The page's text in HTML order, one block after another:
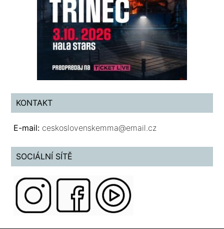
KONTAKT
E-mail: ceskoslovenskemma@email.cz
SOCIÁLNÍ SÍTĚ